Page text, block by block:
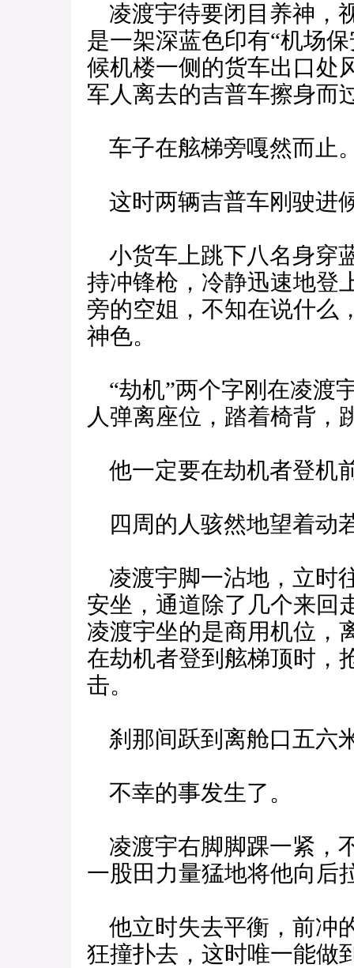
凌渡宇待要闭目养神，
是一架深蓝色印有“机场
候机楼一侧的货车出口处
军人离去的吉普车擦身而
车子在舷梯旁嘎然而止
这时两辆吉普车刚驶进
小货车上跳下八名身穿
持冲锋枪，冷静迅速地登
旁的空姐，不知在说什么
神色。
“劫机”两个字刚在凌渡
人弹离座位，踏着椅背，
他一定要在劫机者登机
四周的人骇然地望着动
凌渡宇脚一沾地，立时
安坐，通道除了几个来回
凌渡宇坐的是商用机位，
在劫机者登到舷梯顶时，
击。
刹那间跃到离舱口五六
不幸的事发生了。
凌渡宇右脚脚踝一紧，
一股田力量猛地将他向后
他立时失去平衡，前冲
狂撞扑去，这时唯一能做